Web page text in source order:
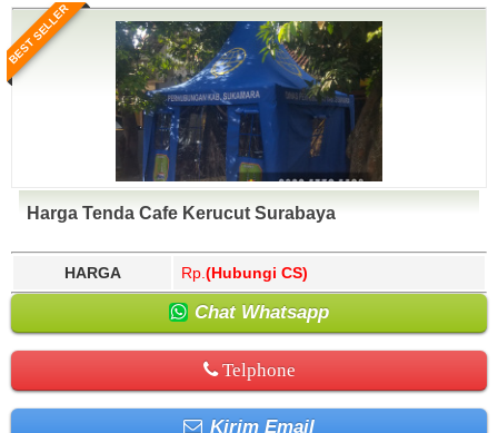
BEST SELLER
Harga Tenda Cafe Kerucut Surabaya
HARGA Rp. (Hubungi CS)
Chat Whatsapp
Telphone
Kirim Email